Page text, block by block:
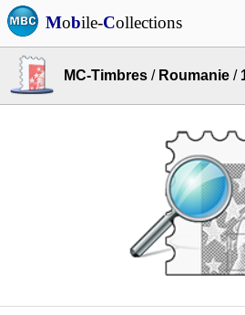
Mobile-Collections
MC-Timbres / Roumanie /